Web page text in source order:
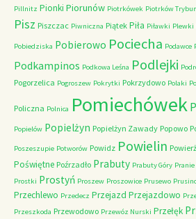
Pillnitz Pionki Piorunów Piotrkówek Piotrków
Pisz Piszczac Piwniczna Piątek Piła Piławki Plewki
Pobiedziska Pobierowo Pociecha Podawce
Podkampinos Podkowa Leśna Podlejki
Pogorzelica Pogroszew Pokrytki Pokrzydowo Polaki
Policzna Polnica Pomiechówek
Popielów Popielżyn Popielżyn Zawady Popowo
Poszeszupie Potworów Powidz Powielin Powierż
Poświętne Poźrzadło Prabuty Prabuty Góry Pranie
Prostki Prostyń Proszew Proszowice Prusewo
Przechlewo Przedecz Przejazd Przejazdowo
Przeszkoda Przewodowo Przewóz Nurski Przełęk